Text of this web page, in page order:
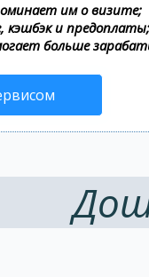
им о визите;
кэшбэк и предоплаты;
больше